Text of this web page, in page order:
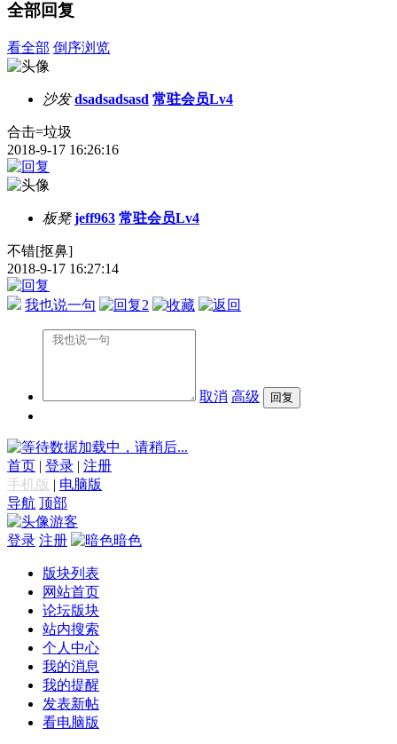
全部回复
看全部 倒序浏览
沙发 dsadsadsasd 常驻会员Lv4
合击=垃圾
2018-9-17 16:26:16
板凳 jeff963 常驻会员Lv4
不错[抠鼻]
2018-9-17 16:27:14
我也说一句 2
取消 高级
数据加载中，请稍后...
首页 | 登录 | 注册
手机版 | 电脑版
导航 顶部
游客
登录 注册 暗色
版块列表
网站首页
论坛版块
站内搜索
个人中心
我的消息
我的提醒
发表新帖
看电脑版